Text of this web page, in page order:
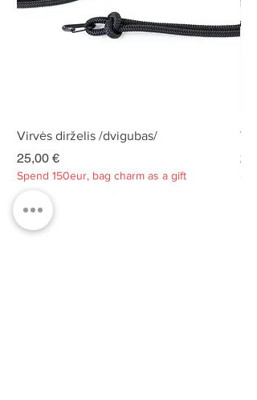
Virvės dirželis /dvigubas/
Kaina
25,00 €
Spend 150eur, bag charm as a gift